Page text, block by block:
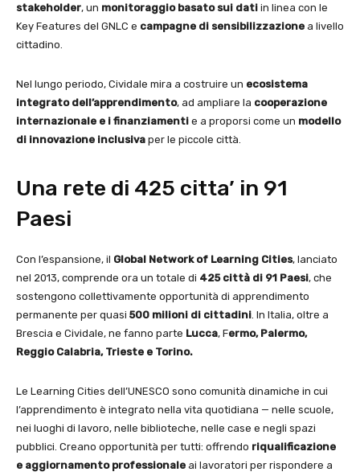
stakeholder, un monitoraggio basato sui dati in linea con le
Key Features del GNLC e campagne di sensibilizzazione a livello
cittadino.
Nel lungo periodo, Cividale mira a costruire un ecosistema
integrato dell’apprendimento, ad ampliare la cooperazione
internazionale e i finanziamenti e a proporsi come un modello
di innovazione inclusiva per le piccole città.
Una rete di 425 citta’ in 91
Paesi
Con l’espansione, il Global Network of Learning Cities, lanciato
nel 2013, comprende ora un totale di 425 città di 91 Paesi, che
sostengono collettivamente opportunità di apprendimento
permanente per quasi 500 milioni di cittadini . In Italia, oltre a
Brescia e Cividale, ne fanno parte Lucca, Fermo, Palermo,
Reggio Calabria, Trieste e Torino.
Le Learning Cities dell’UNESCO sono comunità dinamiche in cui
l’apprendimento è integrato nella vita quotidiana — nelle scuole,
nei luoghi di lavoro, nelle biblioteche, nelle case e negli spazi
pubblici. Creano opportunità per tutti: offrendo riqualificazione
e aggiornamento professionale ai lavoratori per rispondere a